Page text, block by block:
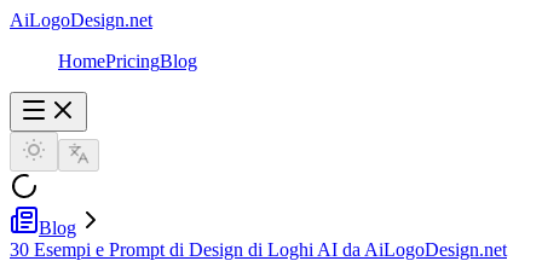
AiLogoDesign.net
HomePricingBlog
Blog
30 Esempi e Prompt di Design di Loghi AI da AiLogoDesign.net